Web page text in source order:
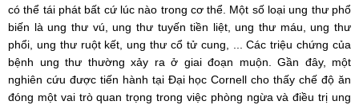
có thể tái phát bất cứ lúc nào trong cơ thể. Một số loại ung thư phổ
biến là ung thư vú, ung thư tuyến tiền liệt, ung thư máu, ung thư
phổi, ung thư ruột kết, ung thư cổ tử cung, ... Các triệu chứng của
bệnh ung thư thường xảy ra ở giai đoạn muộn. Gần đây, một
nghiên cứu được tiến hành tại Đại học Cornell cho thấy chế độ ăn
đóng một vai trò quan trọng trong việc phòng ngừa và điều trị ung